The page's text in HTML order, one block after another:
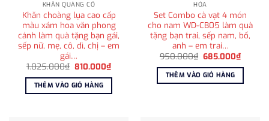
KHĂN QUÀNG CỔ
Khăn choàng lụa cao cấp
màu xám hoa văn phong
cảnh làm quà tặng bạn gái,
sếp nữ, mẹ, cô, dì, chị – em
gái…
1.025.000₫ Giá
là:
1.025.000₫.
810.000₫Giá
tại
810.000₫.
THÊM VÀO GIỎ HÀNG
HỎA
Set Combo cà vạt 4 món
cho nam WD-CB05 làm quà
tặng bạn trai, sếp nam, bố,
anh – em trai…
950.000₫ Giá
là:
950.000₫.
685.000₫Giá
tại
THÊM VÀO GIỎ HÀNG